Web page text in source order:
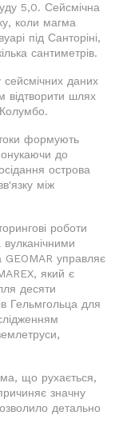
5,0. Сейсмічна
коли магма
під Санторіні,
сантиметрів.
сейсмічних даних
відтворити шлях
формують
до
острова
між
роботи
управляє
який є
десяти
Гельмгольца для
що рухається,
значну
детально